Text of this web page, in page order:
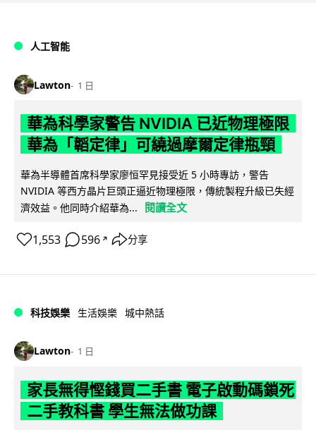
人工智能
Lawton 1 日
華為科學家警告 NVIDIA 已近物理極限
華為「韜定律」可繞過摩爾定律瓶頸
華為半導體首席科學家廖恒罕見接受近 5 小時專訪，警告
NVIDIA 等西方晶片巨頭正逼近物理極限，傳統製程升級已失經
濟效益。他同時介紹華為...
閱讀全文
1,553 596 ↗ 分享
科技娛樂 生活娛樂 城中熱話
Lawton 1 日
家長無得慳錢買二手書 電子啟動碼鎖死
二手教科書 學生無法做功課